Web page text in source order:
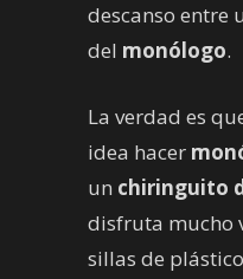
descanso entre
del monólogo.
La verdad es
idea hacer
un chiringuito
disfruta mucho
sillas de